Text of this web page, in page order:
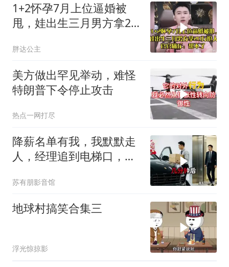
1+2怀孕7月上位逼婚被
甩，娃出生三月男方拿20
胖达公主
美方做出罕见举动，难怪
特朗普下令停止攻击
热点一网打尽
降薪名单有我，我默默走
人，经理追到电梯口，见
苏有朋影音馆
地球村搞笑合集三
浮光惊掠影